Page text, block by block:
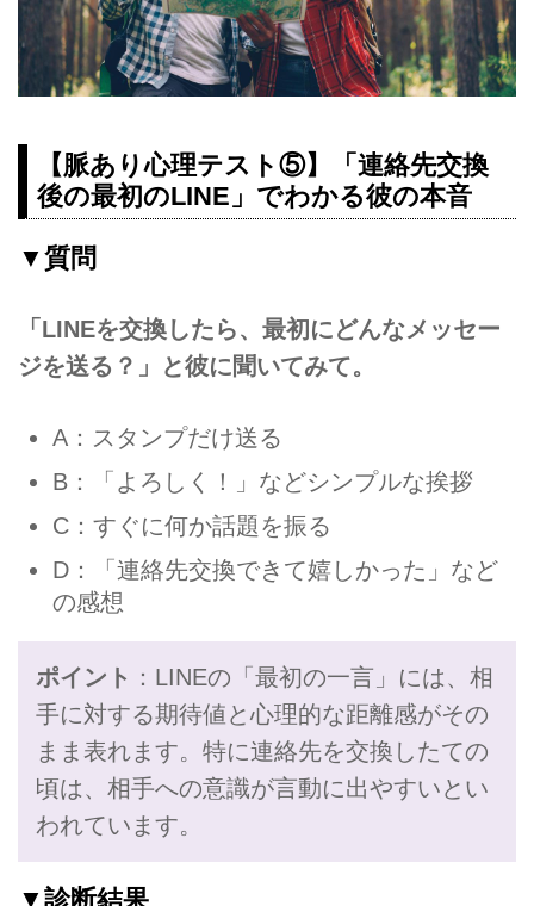
【脈あり心理テスト⑤】「連絡先交換
後の最初のLINE」でわかる彼の本音
▼質問
「LINEを交換したら、最初にどんなメッセー
ジを送る？」と彼に聞いてみて。
A：スタンプだけ送る
B：「よろしく！」などシンプルな挨拶
C：すぐに何か話題を振る
D：「連絡先交換できて嬉しかった」など
の感想
ポイント ：LINEの「最初の一言」には、相
手に対する期待値と心理的な距離感がその
まま表れます。特に連絡先を交換したての
頃は、相手への意識が言動に出やすいとい
われています。
▼診断結果